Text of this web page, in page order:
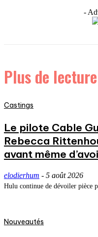
-
Plus de
Castings
Le pilote Cable
Rebecca
avant même
elodierhum - 5 août 2026
Hulu continue de dévoiler pièce
Nouveautés